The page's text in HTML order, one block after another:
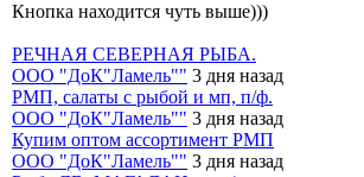
Кнопка находится чуть выше)))
РЕЧНАЯ СЕВЕРНАЯ РЫБА.
ООО "ДоК"Ламель"" 3 дня назад
РМП, салаты с рыбой и мп, п/ф.
ООО "ДоК"Ламель"" 3 дня назад
Купим оптом ассортимент РМП
ООО "ДоК"Ламель"" 3 дня назад